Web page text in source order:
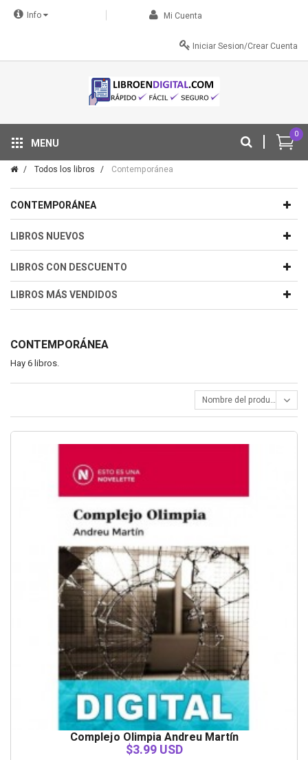
Info Mi Cuenta
Iniciar Sesion/Crear Cuenta
0
MENU
Tu descuento se aplica automáticamente en el carrito
Todos los libros Contemporánea
CONTEMPORÁNEA
LIBROS NUEVOS
LIBROS CON DESCUENTO
LIBROS MÁS VENDIDOS
CONTEMPORÁNEA
Hay 6 libros.
Nombre del producto: A - Z
Complejo Olimpia Andreu Martín
$3.99 USD